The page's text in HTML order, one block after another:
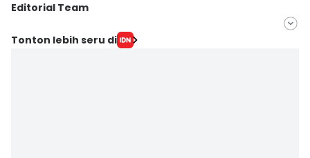
Editorial Team
Editor
Tonton lebih seru di